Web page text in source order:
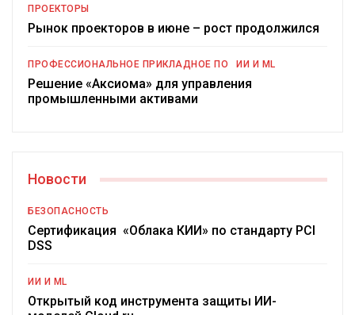
ПРОЕКТОРЫ
Рынок проекторов в июне – рост продолжился
ПРОФЕССИОНАЛЬНОЕ ПРИКЛАДНОЕ ПО ИИ И ML
Решение «Аксиома» для управления
промышленными активами
Новости
БЕЗОПАСНОСТЬ
Сертификация «Облака КИИ» по стандарту PCI
DSS
ИИ И ML
Открытый код инструмента защиты ИИ-